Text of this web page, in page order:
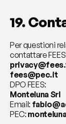
19.
Per questioni
contattare
fees@pec.it
DPO FEES:
Monteluna Srl
Email:
PEC: